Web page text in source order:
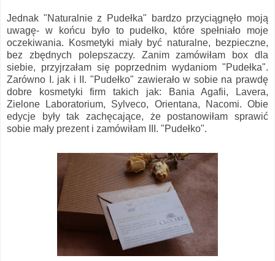
Jednak "Naturalnie z Pudełka" bardzo przyciągnęło moją
uwagę- w końcu było to pudełko, które spełniało moje
oczekiwania. Kosmetyki miały być naturalne, bezpieczne,
bez zbędnych polepszaczy. Zanim zamówiłam box dla
siebie, przyjrzałam się poprzednim wydaniom "Pudełka".
Zarówno I. jak i II. "Pudełko" zawierało w sobie na prawdę
dobre kosmetyki firm takich jak: Bania Agafii, Lavera,
Zielone Laboratorium, Sylveco, Orientana, Nacomi. Obie
edycje były tak zachęcające, że postanowiłam sprawić
sobie mały prezent i zamówiłam III. "Pudełko".